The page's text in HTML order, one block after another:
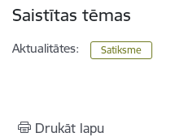
Saistītas tēmas
Aktualitātes: Satiksme
Drukāt lapu